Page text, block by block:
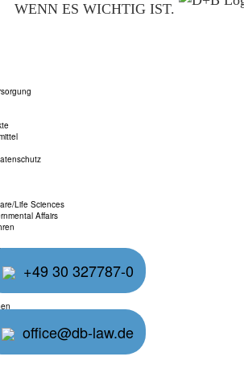
+49 30 327787-0
office@db-law.de
WENN ES WICHTIG IST.
Life Sciences
Affairs